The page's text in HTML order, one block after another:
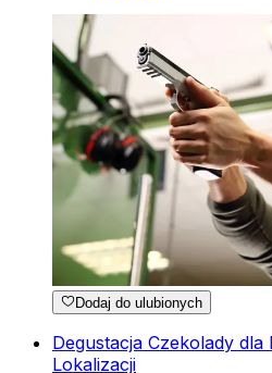
Dodaj do ulubionych
Degustacja Czekolady dla
Lokalizacji